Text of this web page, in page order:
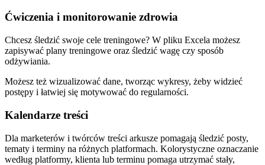
Ćwiczenia i monitorowanie zdrowia
Chcesz śledzić swoje cele treningowe? W pliku Excela możesz
zapisywać plany treningowe oraz śledzić wagę czy sposób
odżywiania.
Możesz też wizualizować dane, tworząc wykresy, żeby widzieć
postępy i łatwiej się motywować do regularności.
Kalendarze treści
Dla marketerów i twórców treści arkusze pomagają śledzić posty,
tematy i terminy na różnych platformach. Kolorystyczne oznaczanie
według platformy, klienta lub terminu pomaga utrzymać stały,